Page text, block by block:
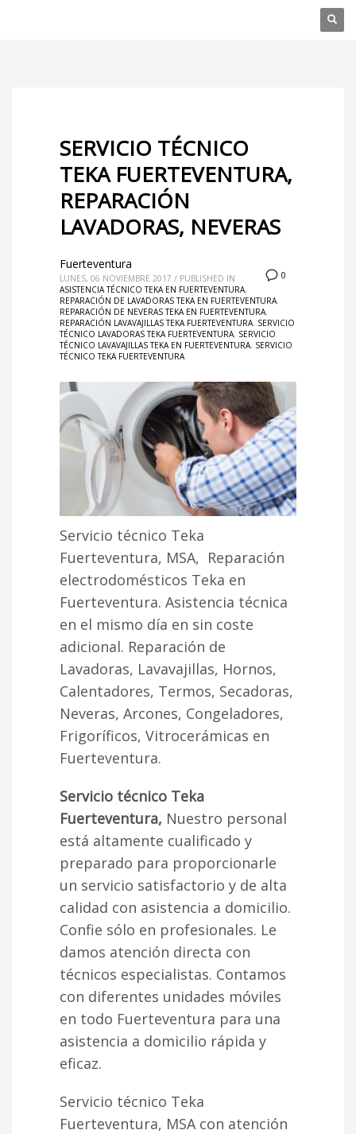
SERVICIO TÉCNICO
TEKA FUERTEVENTURA,
REPARACIÓN
LAVADORAS, NEVERAS
0
Fuerteventura
LUNES, 06 NOVIEMBRE 2017 / PUBLISHED IN
ASISTENCIA TÉCNICO TEKA EN FUERTEVENTURA,
REPARACIÓN DE LAVADORAS TEKA EN FUERTEVENTURA,
REPARACIÓN DE NEVERAS TEKA EN FUERTEVENTURA,
REPARACIÓN LAVAVAJILLAS TEKA FUERTEVENTURA, SERVICIO
TÉCNICO LAVADORAS TEKA FUERTEVENTURA, SERVICIO
TÉCNICO LAVAVAJILLAS TEKA EN FUERTEVENTURA, SERVICIO
TÉCNICO TEKA FUERTEVENTURA
Servicio técnico Teka
Fuerteventura, MSA, Reparación
electrodomésticos Teka en
Fuerteventura. Asistencia técnica
en el mismo día en sin coste
adicional. Reparación de
Lavadoras, Lavavajillas, Hornos,
Calentadores, Termos, Secadoras,
Neveras, Arcones, Congeladores,
Frigoríficos, Vitrocerámicas en
Fuerteventura.
Servicio técnico Teka
Fuerteventura, Nuestro personal
está altamente cualificado y
preparado para proporcionarle
un servicio satisfactorio y de alta
calidad con asistencia a domicilio.
Confie sólo en profesionales. Le
damos atención directa con
técnicos especialistas. Contamos
con diferentes unidades móviles
en todo Fuerteventura para una
asistencia a domicilio rápida y
eficaz.
Servicio técnico Teka
Fuerteventura, MSA con atención